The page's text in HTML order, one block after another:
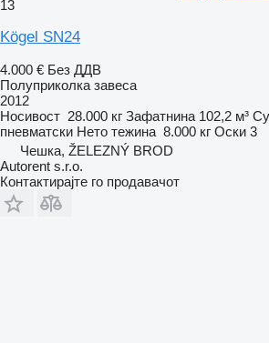
13
Kögel SN24
4.000 € Без ДДВ
Полуприколка завеса
2012
Носивост 28.000 кг Зафатнина 102,2 м³
пневматски Нето тежина 8.000 кг Оски 3
Чешка, ŽELEZNÝ BROD
Autorent s.r.o.
Контактирајте го продавачот